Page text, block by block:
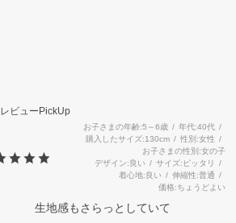
レビューPickUp
お子さまの年齢 5～6歳 年代 40代
購入したサイズ 130cm 性別 女性
お子さまの性別 女の子
デザイン 良い サイズ ピッタリ
着心地 良い 伸縮性 普通
価格 ちょうどよい
生地感もさらっとしていて